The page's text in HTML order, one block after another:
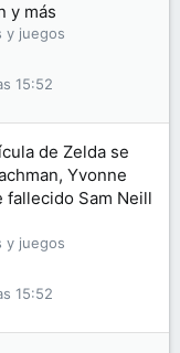
y más
y juegos
15:52
de Zelda se
Yvonne
Sam Neill
y juegos
15:52